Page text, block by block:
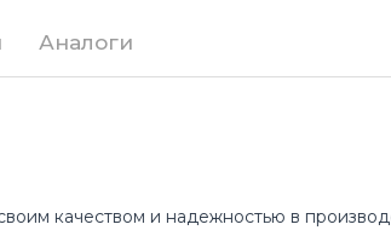
Аналоги
качеством и надежностью в